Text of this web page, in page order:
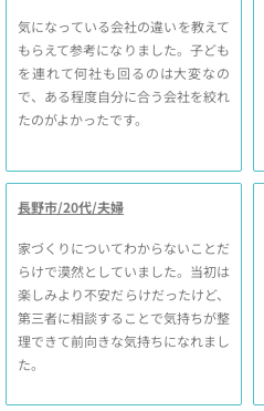
気になっている会社の違いを教えて
もらえて参考になりました。子ども
を連れて何社も回るのは大変なの
で、ある程度自分に合う会社を絞れ
たのがよかったです。
長野市/20代/夫婦
家づくりについてわからないことだ
らけで漠然としていました。当初は
楽しみより不安だらけだったけど、
第三者に相談することで気持ちが整
理できて前向きな気持ちになれまし
た。